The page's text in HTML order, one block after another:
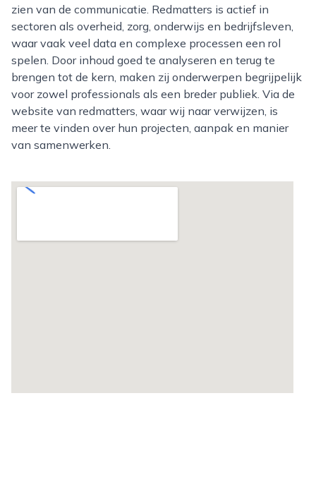
zien van de communicatie. Redmatters is actief in
sectoren als overheid, zorg, onderwijs en bedrijfsleven,
waar vaak veel data en complexe processen een rol
spelen. Door inhoud goed te analyseren en terug te
brengen tot de kern, maken zij onderwerpen begrijpelijk
voor zowel professionals als een breder publiek. Via de
website van redmatters, waar wij naar verwijzen, is
meer te vinden over hun projecten, aanpak en manier
van samenwerken.